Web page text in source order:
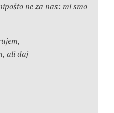
ne za nas: mi smo
ali daj